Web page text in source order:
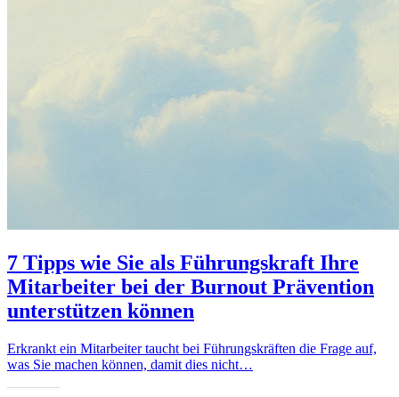
7 Tipps wie Sie als Führungskraft Ihre
Mitarbeiter bei der Burnout Prävention
unterstützen können
Erkrankt ein Mitarbeiter taucht bei Führungskräften die Frage auf,
was Sie machen können, damit dies nicht…